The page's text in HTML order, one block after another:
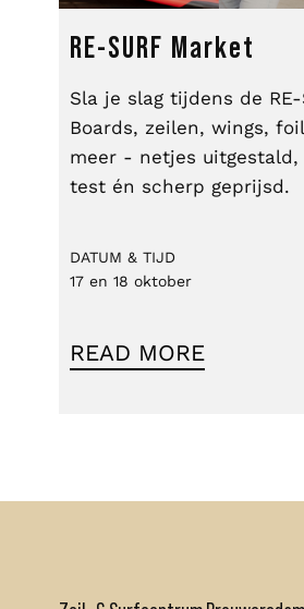
RE-SURF Market
Sla je slag tijdens de RE-
Boards, zeilen, wings,
meer - netjes uitgestald,
test én scherp geprijsd.
DATUM & TIJD
17 en 18 oktober
READ MORE